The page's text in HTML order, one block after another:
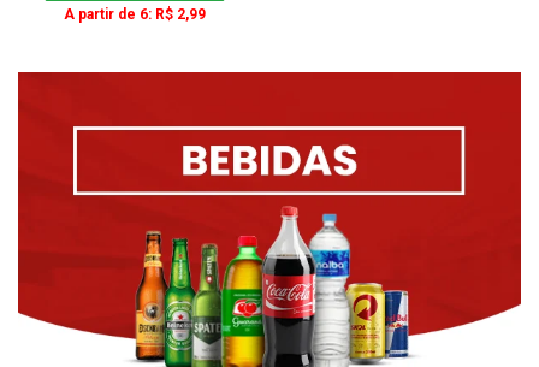
A partir de 6: R$ 2,99